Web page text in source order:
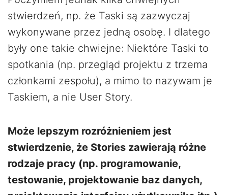
stwierdzeń, np. że Taski są zazwyczaj
wykonywane przez jedną osobę. I dlatego
były one takie chwiejne: Niektóre Taski to
spotkania (np. przegląd projektu z trzema
członkami zespołu), a mimo to nazywam je
Taskiem, a nie User Story.
Może lepszym rozróżnieniem jest
stwierdzenie, że Stories zawierają różne
rodzaje pracy (np. programowanie,
testowanie, projektowanie baz danych,